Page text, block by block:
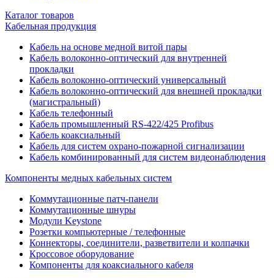
Каталог товаров
Кабельная продукция
Кабель на основе медной витой пары
Кабель волоконно-оптический для внутренней
прокладки
Кабель волоконно-оптический универсальный
Кабель волоконно-оптический для внешней прокладки
(магистральный)
Кабель телефонный
Кабель промышленный RS-422/425 Profibus
Кабель коаксиальный
Кабель для систем охрано-пожарной сигнализации
Кабель комбинированный для систем видеонаблюдения
Компоненты медных кабельных систем
Коммутационные патч-панели
Коммутационные шнуры
Модули Keystone
Розетки компьютерные / телефонные
Коннекторы, соединители, разветвители и колпачки
Кроссовое оборудование
Компоненты для коаксиального кабеля